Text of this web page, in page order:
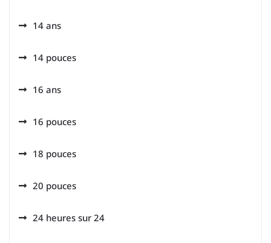
14 ans
14 pouces
16 ans
16 pouces
18 pouces
20 pouces
24 heures sur 24